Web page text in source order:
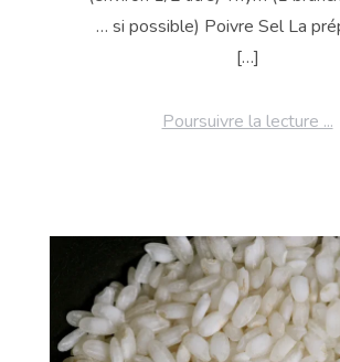
… si possible) Poivre Sel La
[…]
Poursuivre la lecture ...